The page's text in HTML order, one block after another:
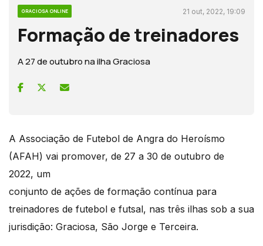
GRACIOSA ONLINE 21 out, 2022, 19:09
Formação de treinadores
A 27 de outubro na ilha Graciosa
A Associação de Futebol de Angra do Heroísmo
(AFAH) vai promover, de 27 a 30 de outubro de
2022, um
conjunto de ações de formação contínua para
treinadores de futebol e futsal, nas três ilhas sob a sua
jurisdição: Graciosa, São Jorge e Terceira.